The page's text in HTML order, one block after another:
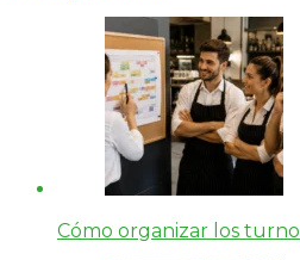
Cómo organizar los